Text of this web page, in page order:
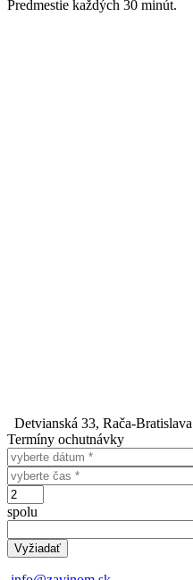
Predmestie každých 30 minút.
Detvianská 33, Rača-Bratislava
Termíny ochutnávky
Dátum
Čas
Počet
spolu